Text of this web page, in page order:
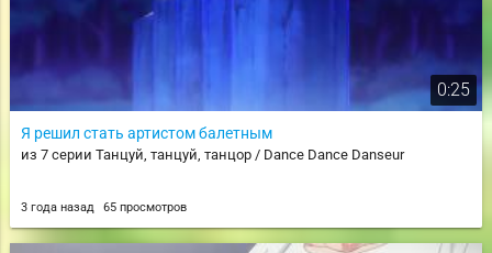
0:25
Я решил стать артистом балетным
из 7 серии Танцуй, танцуй, танцор / Dance Dance Danseur
3 года назад 65 просмотров